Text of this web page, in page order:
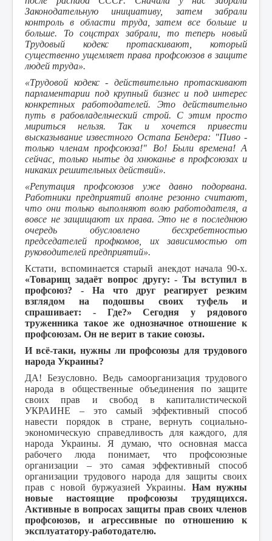
Законодательную инициативу, затем забрали
контроль в области труда, затем все больше и
больше. То соцстрах забрали, то теперь новый
Трудовый кодекс протаскивают, который
существенно ущемляет права профсоюзов в защите
людей труда».
«Трудовой кодекс - действительно протаскивают
парламентарии под крупный бизнес и под интерес
конкретных работодателей. Это действительно
путь в рабовладельческий строй. С этим просто
мириться нельзя. Так и хочется привести
высказывание известного Остапа Бендера: "Пиво -
только членам профсоюза!" Во! Были времена! А
сейчас, только нытье да хнюканье в профсоюзах и
никаких решительных действий».
«Репутация профсоюзов уже давно подорвана.
Работники предприятий вполне резонно считают,
что они только выполняют волю работодателя, а
вовсе не защищают их права. Это не в последнюю
очередь обусловлено бесхребетностью
председателей профкомов, их зависимостью от
руководителей предприятий».
Кстати, вспоминается старый анекдот начала 90-х.
«Товарищ задаёт вопрос другу: - Ты вступил в
профсоюз? - На что друг реагирует резким
взглядом на подошвы своих туфель и
спрашивает: - Где?» Сегодня у рядового
труженника такое же однозначное отношение к
профсоюзам. Он не верит в такие союзы.
И всё-таки, нужны ли профсоюзы для трудового
народа Украины?
ДА! Безусловно. Ведь самоорганизация трудового
народа в общественные объединения по защите
своих прав и свобод в капиталистической
УКРАИНЕ – это самый эффективный способ
навести порядок в стране, вернуть социально-
экономическую справедливость для каждого, для
народа Украины. Я думаю, что основная масса
рабочего люда понимает, что профсоюзные
организации – это самая эффективный способ
организации трудового народа для защиты своих
прав с новой буржуазией Украины. Нам нужны
новые настоящие профсоюзы трудящихся.
Активные в вопросах защиты прав своих членов
профсоюзов, и агрессивные по отношению к
эксплуататору-работодателю.